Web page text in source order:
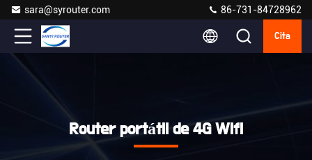
sara@syrouter.com 86-731-84728962
Cita
Router portátil de 4G Wifi